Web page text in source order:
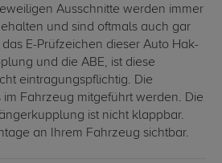
Ausschnitte werden immer
und sind oftmals auch gar
E-Prüfzeichen dieser Auto Hak-
und die ABE, ist diese
eintragungspflichtig. Die
im Fahrzeug mitgeführt werden. Die
ist nicht klappbar.
an Ihrem Fahrzeug sichtbar.